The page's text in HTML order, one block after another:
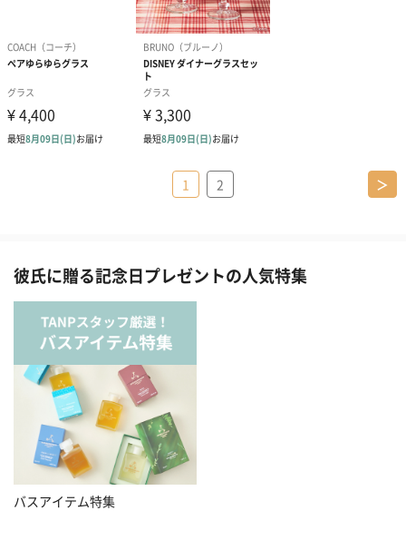
1 2 ＞
彼氏に贈る記念日プレゼントの人気特集
バスアイテム特集